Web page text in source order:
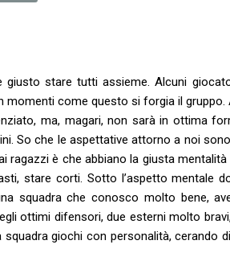
stare tutti assieme. Alcuni
momenti come questo si forgia il
ma, magari, non sarà in ottima
So che le aspettative attorno a noi
è che abbiano la giusta
stare corti. Sotto l’aspetto mentale
squadra che conosco molto bene,
ottimi difensori, due esterni molto
giochi con personalità, cerando